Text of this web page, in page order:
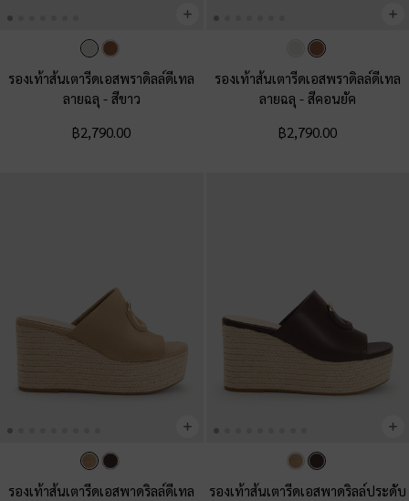
รองเท้าส้นเตารีดเอสพราดิลล์ดีเทล
ลายฉลุ - สีขาว
฿2,790.00
รองเท้าส้นเตารีดเอสพราดิลล์ดีเทล
ลายฉลุ - สีคอนยัค
฿2,790.00
รองเท้าส้นเตารีดเอสพาดริลล์ดีเทล
รองเท้าส้นเตารีดเอสพาดริลล์ประดับ